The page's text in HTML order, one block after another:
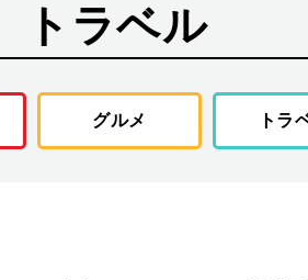
トラベル
グルメ トラ